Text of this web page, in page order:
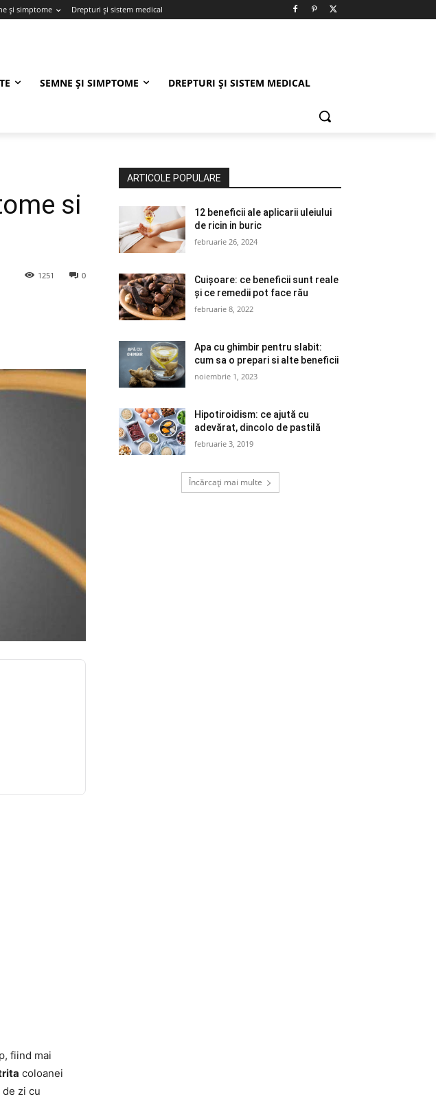
și simptome Drepturi și sistem medical
SEMNE ȘI SIMPTOME DREPTURI ȘI SISTEM MEDICAL
si
0
1251
fiind mai
coloanei
zi cu
ARTICOLE POPULARE
12 beneficii ale aplicarii uleiului
de ricin in buric
februarie 26, 2024
Cuișoare: ce beneficii sunt reale
și ce remedii pot face rău
februarie 8, 2022
Apa cu ghimbir pentru slabit:
cum sa o prepari si alte beneficii
noiembrie 1, 2023
Hipotiroidism: ce ajută cu
adevărat, dincolo de pastilă
februarie 3, 2019
Încărcați mai multe